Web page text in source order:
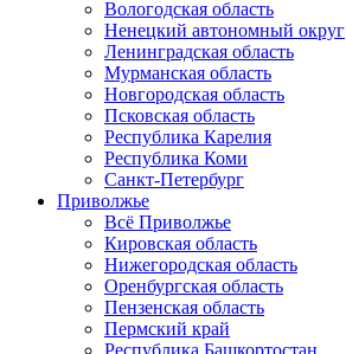
Вологодская область
Ненецкий автономный округ
Ленинградская область
Мурманская область
Новгородская область
Псковская область
Республика Карелия
Республика Коми
Санкт-Петербург
Приволжье
Всё Приволжье
Кировская область
Нижегородская область
Оренбургская область
Пензенская область
Пермский край
Республика Башкортостан